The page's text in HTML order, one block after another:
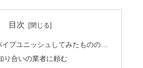
目次
イプユニッシュしてみたものの…
合いの業者に頼む